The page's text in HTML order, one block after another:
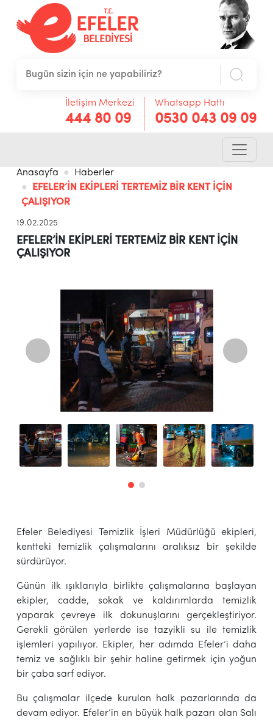
İletişim Merkezi
444 80 09
Whatsapp Hattı
0530 043 09 09
Anasayfa
Haberler
EFELER’İN EKİPLERİ TERTEMİZ BİR KENT İÇİN
ÇALIŞIYOR
19.02.2025
EFELER’İN EKİPLERİ TERTEMİZ BİR KENT İÇİN
ÇALIŞIYOR
Efeler Belediyesi Temizlik İşleri Müdürlüğü ekipleri,
kentteki temizlik çalışmalarını aralıksız bir şekilde
sürdürüyor.
Günün ilk ışıklarıyla birlikte çalışmalarına başlayan
ekipler, cadde, sokak ve kaldırımlarda temizlik
yaparak çevreye ilk dokunuşlarını gerçekleştiriyor.
Gerekli görülen yerlerde ise tazyikli su ile temizlik
işlemleri yapılıyor. Ekipler, her adımda Efeler’i daha
temiz ve sağlıklı bir şehir haline getirmek için yoğun
bir çaba sarf ediyor.
Bu çalışmalar ilçede kurulan halk pazarlarında da
devam ediyor. Efeler’in en büyük halk pazarı olan Salı